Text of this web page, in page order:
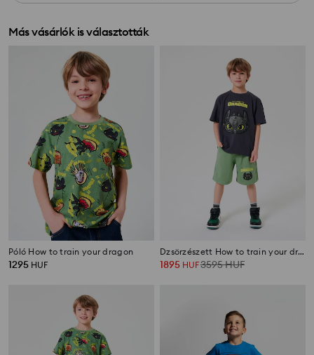
Más vásárlók is választották
Póló How to train your dragon
1295 HUF
Dzsörzészett How to train your dragon
1895 HUF3595HUF